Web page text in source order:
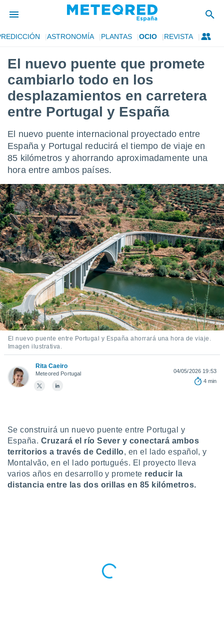
de
por
para
la
que se
calidad.
las
y
forma
digital
basada
permite
seguir
contenido
coste.
botón
a la
la
todas
ya sean
nuestros
y
en
más
nuestra
ACEPTAR
Y
CONTINUAR
CONFIGURACIÓN
ASTRONOMÍA PLANTAS OCIO REVISTA
El nuevo puente que promete
cambiarlo todo en los
desplazamientos en carretera
entre Portugal y España
El nuevo puente internacional proyectado entre
España y Portugal reducirá el tiempo de viaje en
85 kilómetros y ahorrando aproximadamente una
hora entre ambos países.
El nuevo puente entre Portugal y España ahorrará una hora de viaje.
Imagen ilustrativa.
Rita Caeiro
Meteored Portugal
04/05/2026 19:53
4 min
Se construirá un nuevo puente entre Portugal y
España. Cruzará el río Sever y conectará ambos
territorios a través de Cedillo, en el lado español, y
Montalvão, en el lado portugués. El proyecto lleva
varios años en desarrollo y promete reducir la
distancia entre las dos orillas en 85 kilómetros.